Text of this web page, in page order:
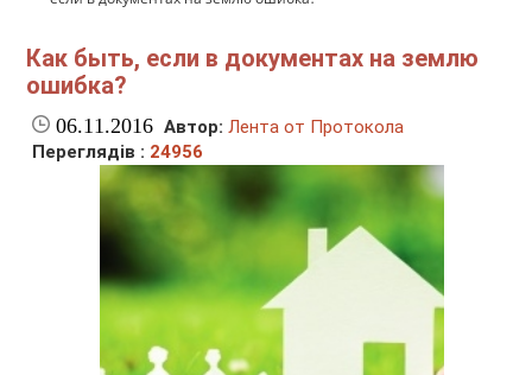
Как быть, если в документах на землю
ошибка?
06.11.2016 Автор: Лента от Протокола
Переглядів : 24956